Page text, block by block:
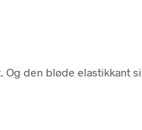
den bløde elastikkant